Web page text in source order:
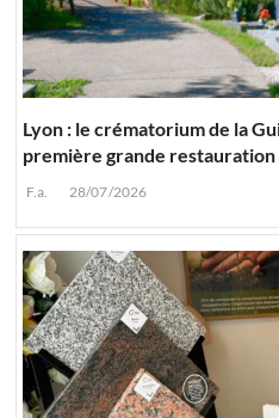
Lyon : le crématorium de la
première grande restauration
F.a. 28/07/2026